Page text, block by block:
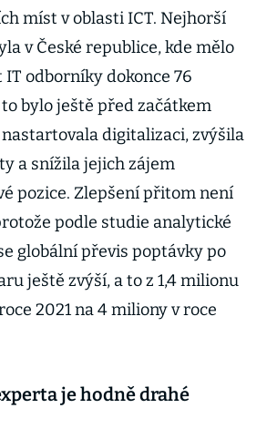
míst v oblasti ICT. Nejhorší
v České republice, kde mělo
odborníky dokonce 76
bylo ještě před začátkem
digitalizaci, zvýšila
a snížila jejich zájem
pozice. Zlepšení přitom není
podle studie analytické
globální převis poptávky po
ještě zvýší, a to z 1,4 milionu
2021 na 4 miliony v roce
je hodně drahé